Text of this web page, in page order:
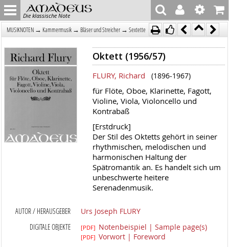
Die klassische Note
MUSIKNOTEN → Kammermusik → Bläser und Streicher → Sextette
Oktett (1956/57)
FLURY, Richard (1896-1967)
für Flöte, Oboe, Klarinette, Fagott,
Violine, Viola, Violoncello und
Kontrabaß
[Erstdruck]
Der Stil des Oktetts gehört in seiner
rhythmischen, melodischen und
harmonischen Haltung der
Spätromantik an. Es handelt sich um
unbeschwerte heitere
Serenadenmusik.
AUTOR / HERAUSGEBER
Urs Joseph FLURY
DIGITALE OBJEKTE
[PDF] Notenbeispiel | Sample page(s)
[PDF] Vorwort | Foreword